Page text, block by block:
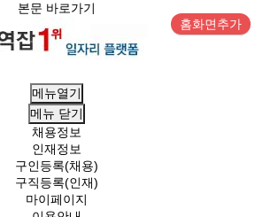
본문 바로가기
홈화면추가
메뉴열기
메뉴 닫기
채용정보
인재정보
구인등록(채용)
구직등록(인재)
마이페이지